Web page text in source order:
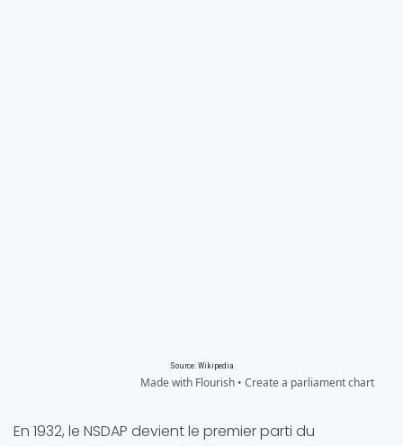
En 1932, le NSDAP devient le premier parti du